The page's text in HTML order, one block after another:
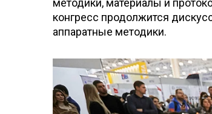
методики, материалы и
конгресс продолжится
аппаратные методики.